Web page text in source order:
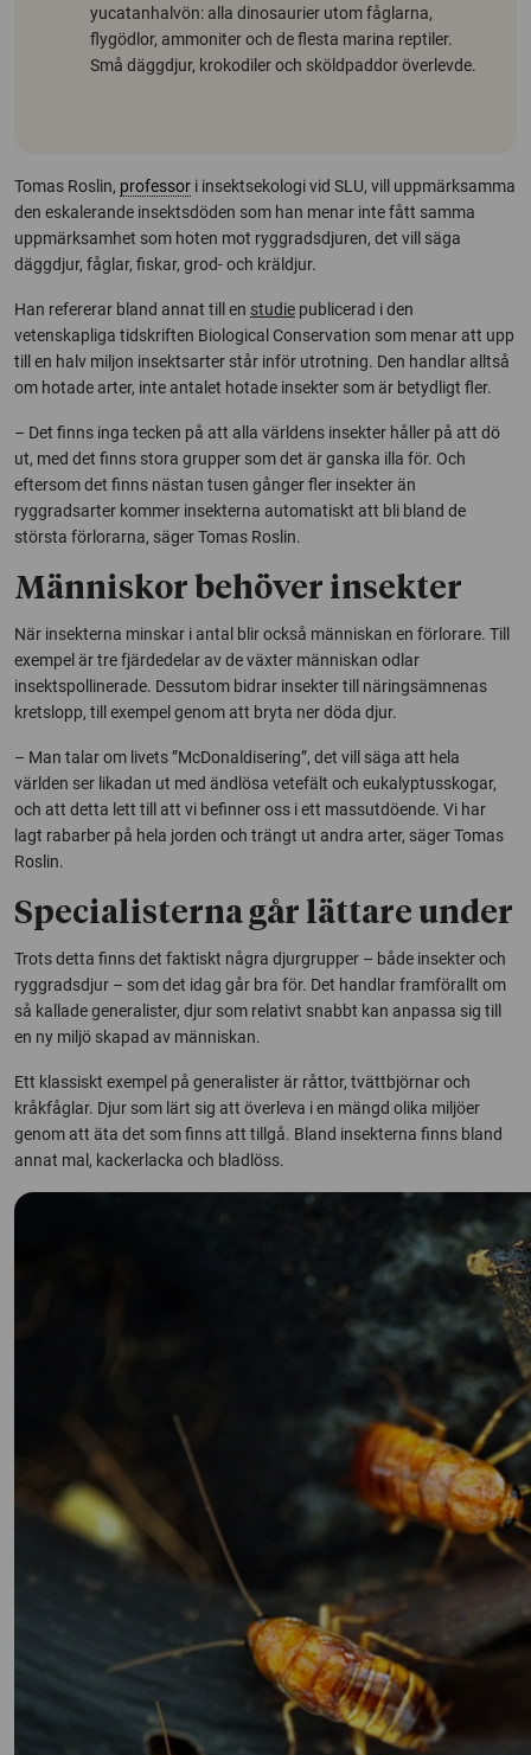
yucatanhalvön: alla dinosaurier utom fåglarna,
flygödlor, ammoniter och de flesta marina reptiler.
Små däggdjur, krokodiler och sköldpaddor överlevde.
Tomas Roslin, professor i insektsekologi vid SLU, vill uppmärksamma
den eskalerande insektsdöden som han menar inte fått samma
uppmärksamhet som hoten mot ryggradsdjuren, det vill säga
däggdjur, fåglar, fiskar, grod- och kräldjur.
Han refererar bland annat till en studie publicerad i den
vetenskapliga tidskriften Biological Conservation som menar att upp
till en halv miljon insektsarter står inför utrotning. Den handlar alltså
om hotade arter, inte antalet hotade insekter som är betydligt fler.
– Det finns inga tecken på att alla världens insekter håller på att dö
ut, med det finns stora grupper som det är ganska illa för. Och
eftersom det finns nästan tusen gånger fler insekter än
ryggradsarter kommer insekterna automatiskt att bli bland de
största förlorarna, säger Tomas Roslin.
Människor behöver insekter
När insekterna minskar i antal blir också människan en förlorare. Till
exempel är tre fjärdedelar av de växter människan odlar
insektspollinerade. Dessutom bidrar insekter till näringsämnenas
kretslopp, till exempel genom att bryta ner döda djur.
– Man talar om livets ”McDonaldisering”, det vill säga att hela
världen ser likadan ut med ändlösa vetefält och eukalyptusskogar,
och att detta lett till att vi befinner oss i ett massutdöende. Vi har
lagt rabarber på hela jorden och trängt ut andra arter, säger Tomas
Roslin.
Specialisterna går lättare under
Trots detta finns det faktiskt några djurgrupper – både insekter och
ryggradsdjur – som det idag går bra för. Det handlar framförallt om
så kallade generalister, djur som relativt snabbt kan anpassa sig till
en ny miljö skapad av människan.
Ett klassiskt exempel på generalister är råttor, tvättbjörnar och
kråkfåglar. Djur som lärt sig att överleva i en mängd olika miljöer
genom att äta det som finns att tillgå. Bland insekterna finns bland
annat mal, kackerlacka och bladlöss.